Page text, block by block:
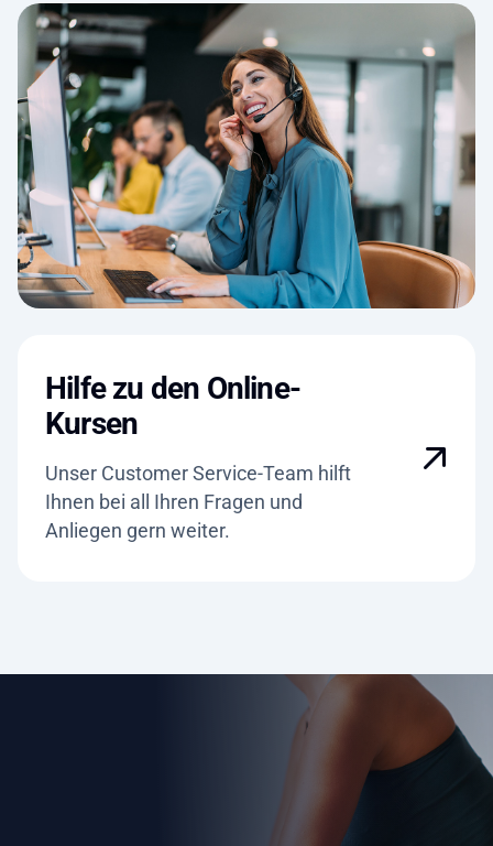
Hilfe zu den Online-
Kursen
Unser Customer Service-Team hilft
Ihnen bei all Ihren Fragen und
Anliegen gern weiter.